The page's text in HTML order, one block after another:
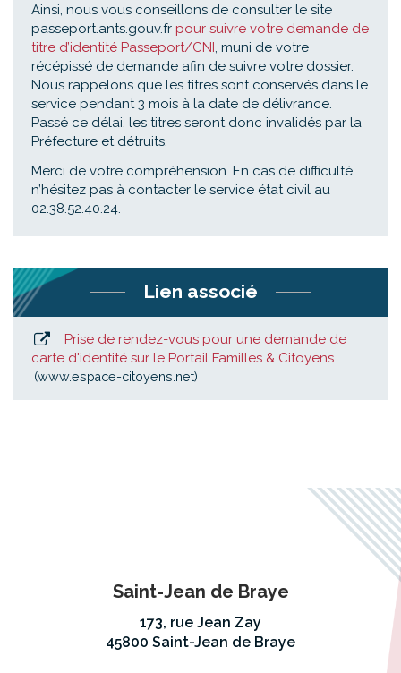
Ainsi, nous vous conseillons de consulter le site
passeport.ants.gouv.fr pour suivre votre demande de
titre d’identité Passeport/CNI , muni de votre
récépissé de demande afin de suivre votre dossier.
Nous rappelons que les titres sont conservés dans le
service pendant 3 mois à la date de délivrance.
Passé ce délai, les titres seront donc invalidés par la
Préfecture et détruits.
Merci de votre compréhension. En cas de difficulté,
n’hésitez pas à contacter le service état civil au
02.38.52.40.24.
Lien associé
Prise de rendez-vous pour une demande de
carte d'identité sur le Portail Familles & Citoyens
www.espace-citoyens.net
Saint-Jean de Braye
173, rue Jean Zay
45800 Saint-Jean de Braye